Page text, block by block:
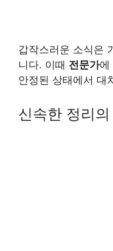
갑작스러운 소식은
니다. 이때 전문가에
안정된 상태에서 대
신속한 정리